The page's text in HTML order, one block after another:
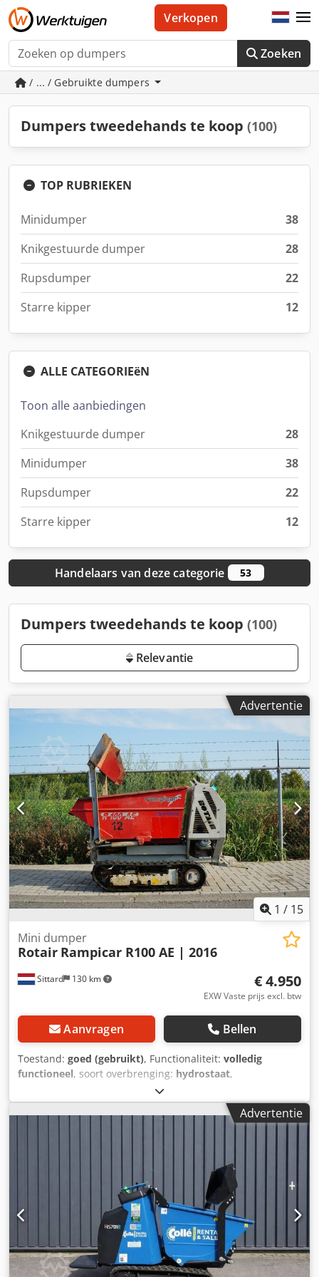
Zoeken
Verkopen
/ ... / Gebruikte dumpers
Dumpers tweedehands te koop (100)
TOP RUBRIEKEN
Minidumper
38
Knikgestuurde dumper
28
Rupsdumper
22
Starre kipper
12
ALLE CATEGORIEëN
Toon alle aanbiedingen
Knikgestuurde dumper
28
Minidumper
38
Rupsdumper
22
Starre kipper
12
Handelaars van deze categorie 53
Dumpers tweedehands te koop (100)
Relevantie
Advertentie
1 / 15
Sittard 130 km
Mini dumper
Rotair Rampicar R100 AE | 2016
€ 4.950
EXW Vaste prijs excl. btw
Aanvragen Bellen
Toestand: goed (gebruikt), Functionaliteit: volledig
functioneel, soort overbrenging: hydrostaat,
, kleur:
maximaal laadgewicht:1.000 kg, aantal zitplaatsen:1,
inhoud van de bak:0,38 m³, Bouwjaar:2016, ==
Machinetype: Minidumper op rupsen Laadvermogen:
1.000 kg Inhoud laadbak: 0,38 m³ Cedpfozrmgxsx Ac Ioha
Type laadbak: Hoogkiepbak met zelflaadbak Aandrijving:
Benzine Transmissie: Hydrostatisch Motor: Honda GX390
Maximale snelheid: 3,6 km/u Machinegewicht: 450 kg
Hydraulische opbrengst: 6+6 l/min Serienummer: R06028
CE-certificering: Ja == UITRUSTING & KENMERKEN ==
Rubberen rupsen Hoogkiepfunctie Zelflaadbak
Hydrostatische aandrijving Bediening met mono-joystick
Advertentie